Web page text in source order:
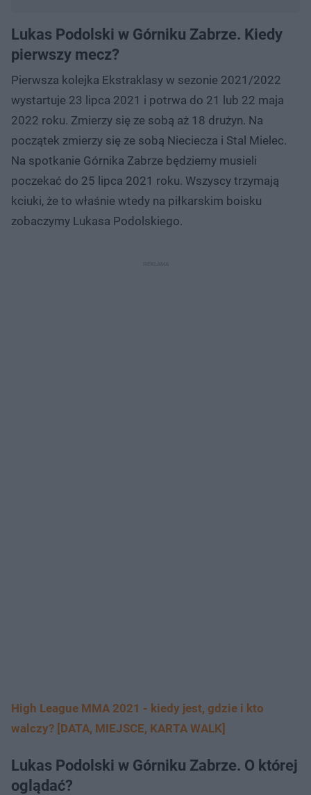
Lukas Podolski w Górniku Zabrze. Kiedy
pierwszy mecz?
Pierwsza kolejka Ekstraklasy w sezonie 2021/2022
wystartuje 23 lipca 2021 i potrwa do 21 lub 22 maja
2022 roku. Zmierzy się ze sobą aż 18 drużyn. Na
początek zmierzy się ze sobą Nieciecza i Stal Mielec.
Na spotkanie Górnika Zabrze będziemy musieli
poczekać do 25 lipca 2021 roku. Wszyscy trzymają
kciuki, że to właśnie wtedy na piłkarskim boisku
zobaczymy Lukasa Podolskiego.
High League MMA 2021 - kiedy jest, gdzie i kto
walczy? [DATA, MIEJSCE, KARTA WALK]
Lukas Podolski w Górniku Zabrze. O której
oglądać?